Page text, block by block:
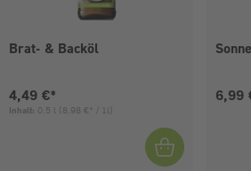
Brat- & Backöl
Aktueller Preis:
4,49 €*
Inhalt: 0.5 l (8,98 €* / 1l)
6,99